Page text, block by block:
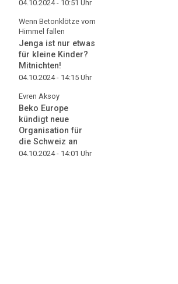
04.10.2024 - 10:51 Uhr
Wenn Betonklötze vom
Himmel fallen
Jenga ist nur etwas
für kleine Kinder?
Mitnichten!
04.10.2024 - 14:15 Uhr
Evren Aksoy
Beko Europe
kündigt neue
Organisation für
die Schweiz an
04.10.2024 - 14:01 Uhr